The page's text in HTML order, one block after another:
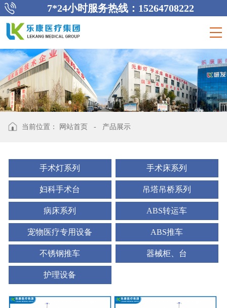
7*24小时服务热线：15264708222
当前位置： 网站首页 - 产品展示
手术灯系列 手术床系列
妇科手术台 吊塔吊桥系列
病床系列 ABS转运车
宠物医疗专用设备 ABS推车
不锈钢推车 器械柜、台
护理设备